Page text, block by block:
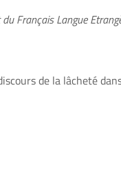
Français Langue
de la lâcheté